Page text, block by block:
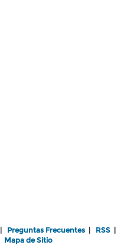
| Preguntas Frecuentes | RSS |
Mapa de Sitio